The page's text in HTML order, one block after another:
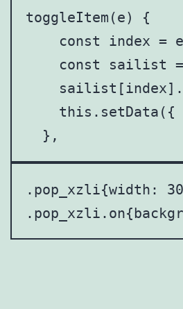
toggleItem(e) {
const index =
const sailist
this.setData({
  },
.pop_xzli{width: